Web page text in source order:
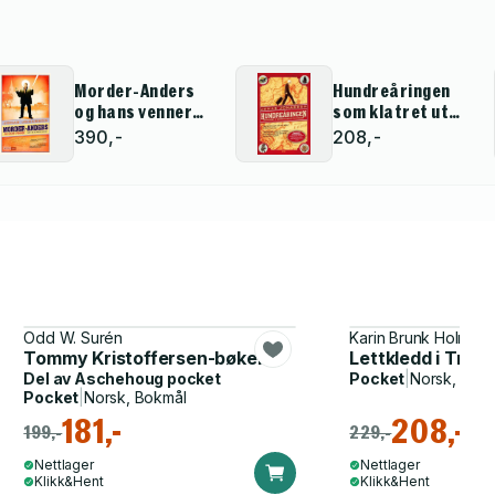
Morder-Anders
og hans venner
(samt en og
annen uvenn)
390,-
Hundreåringen
som klatret ut
gjennom vinduet
og forsvant
208,-
Odd W. Surén
Tommy Kristoffersen-bøkene
Del av Aschehoug pocket
Pocket Norsk, Bokmål
199,-181,-
Nettlager
Klikk&Hent
Karin Brunk
Lettkledd i
Pocket |Norsk,
229,-208,-
Nettlager
Klikk&Hent